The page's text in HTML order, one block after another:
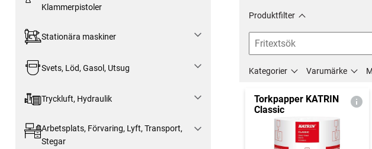
Klammerpistoler
Stationära maskiner
Svets, Löd, Gasol, Utsug
Tryckluft, Hydraulik
Arbetsplats, Förvaring, Lyft, Transport,
Stegar
Produktfilter
Kategorier Varumärke
Torkpapper KATRIN
Classic